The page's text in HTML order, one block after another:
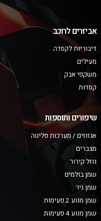
אביזרים לרוכב
דיבוריות לקסדה
מעילים
משקפי אבק
קסדות
שיפורים ותוספות
אגזוזים / מערכות פליטה
מצברים
נוזל קירור
שמן בולמים
שמן גיר
שמן מנוע 2 פעימות
שמן מנוע 4 פעימות